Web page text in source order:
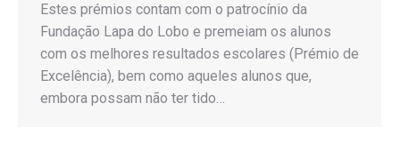
Estes prémios contam com o patrocínio da
Fundação Lapa do Lobo e premeiam os alunos
com os melhores resultados escolares (Prémio de
Excelência), bem como aqueles alunos que,
embora possam não ter tido…